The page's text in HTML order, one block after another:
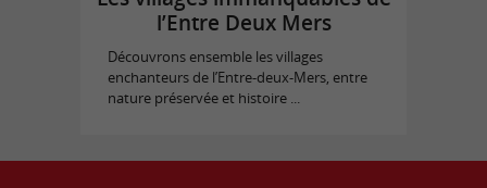
l’Entre Deux Mers
Découvrons ensemble les villages
enchanteurs de l’Entre-deux-Mers, entre
nature préservée et histoire ...